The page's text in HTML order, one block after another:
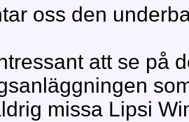
oss den
att se på
missa Lipsi